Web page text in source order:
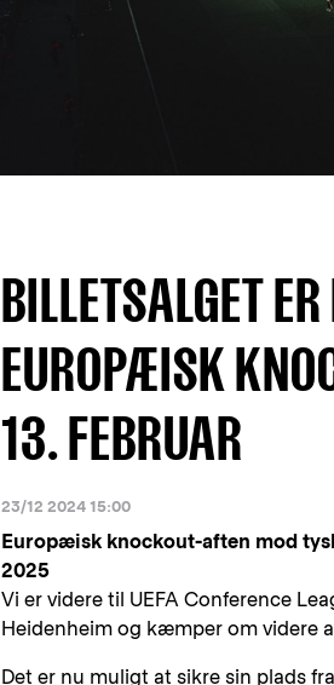
BILLETSALGET
EUROPÆISK
13. FEBRUAR
23/12 2024 15:00
Europæisk knockout-aften mod
2025
Vi er videre til UEFA Conference
Heidenheim og kæmper om videre
Det er nu muligt at sikre sin plads